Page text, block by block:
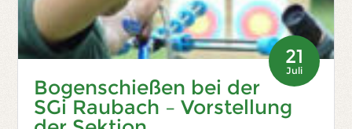
21
Juli
Bogenschießen bei der
SGi Raubach – Vorstellung